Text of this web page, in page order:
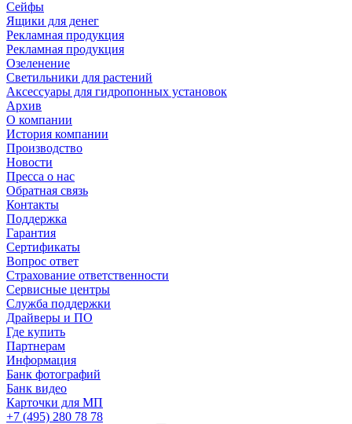
Сейфы
Ящики для денег
Рекламная продукция
Рекламная продукция
Озеленение
Светильники для растений
Аксессуары для гидропонных установок
Архив
О компании
История компании
Производство
Новости
Пресса о нас
Обратная связь
Контакты
Поддержка
Гарантия
Сертификаты
Вопрос ответ
Страхование ответственности
Сервисные центры
Служба поддержки
Драйверы и ПО
Где купить
Партнерам
Информация
Банк фотографий
Банк видео
Карточки для МП
+7 (495) 280 78 78